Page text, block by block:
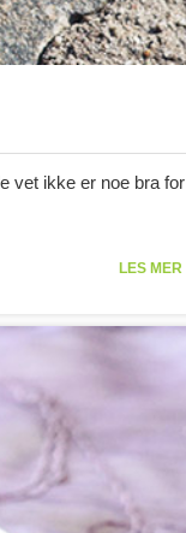
vet ikke er noe bra for
LES MER